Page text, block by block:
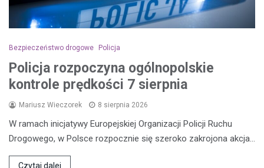
Bezpieczeństwo drogowe Policja
Policja rozpoczyna ogólnopolskie
kontrole prędkości 7 sierpnia
Mariusz Wieczorek 8 sierpnia 2026
W ramach inicjatywy Europejskiej Organizacji Policji Ruchu
Drogowego, w Polsce rozpocznie się szeroko zakrojona akcja…
Czytaj dalej